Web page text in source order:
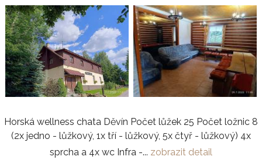
Horská wellness chata Děvín Počet lůžek 25 Počet ložnic 8
(2x jedno - lůžkový, 1x tří - lůžkový, 5x čtyř - lůžkový) 4x
sprcha a 4x wc Infra -... zobrazit detail